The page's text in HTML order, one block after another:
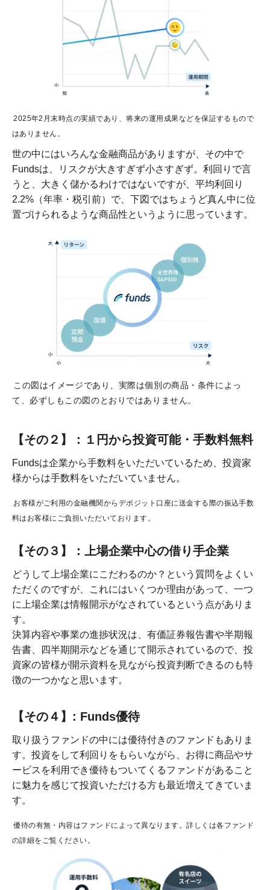
2025年2月末時点の実績であり、将来の運用成果などを保証するもので
はありません。
世の中にはいろんな金融商品がありますが、その中で
Fundsは、リスクが大きすぎず小さすぎず。利回りで言
うと、大きく儲かるわけではないですが、平均利回り
2.2%（年率・税引前）で、下図ではちょうど真ん中に位
置づけられるような商品性というように思っています。
この図はイメージであり、実際は個別の商品・条件によっ
て、必ずしもこの図のとおりではありません。
【その２】：１円から投資可能・手数料無料
Fundsは企業から手数料をいただいているため、投資家
様からは手数料をいただいていません。
お客様がご利用の金融機関からデポジット口座に送金する際の振込手数
料はお客様にご負担いただいております。
【その３】：上場企業中心の借り手企業
どうして上場企業にこだわるのか？という質問をよくい
ただくのですが、これにはいくつか理由があって、一つ
に上場企業は情報開示がなされているという点がありま
す。
決算内容や事業の進捗状況は、有価証券報告書や半期報
告書、四半期開示などを通じて開示されているので、投
資家の皆様が開示資料を見ながら投資判断できるのも特
徴の一つかなと思います。
【その４】: Funds優待
取り扱うファンドの中には優待付きのファンドもありま
す。投資をして利回りをもらいながら、お得に商品やサ
ービスを利用でき優待もついてくるファンドがあること
に魅力を感じて投資いただける方も最近増えてきていま
す。
優待の有無・内容はファンドによって異なります。詳しくは各ファンド
の詳細をご覧ください。